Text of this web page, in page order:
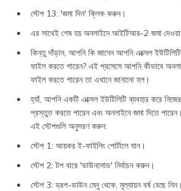
স্টেপ 13: 'জমা দিন' ক্লিক করুন।
এর সাথেই শেষ হয় অনলাইনে আইটিআর-2 জমা
কিন্তু দাঁড়ান, আপনি কি জানেন আপনি এক্সেল ইউটিলিটি
ফাইল করতে পারেন? এই প্রসেসে আপনি কীভাবে
ফাইল করতে পারেন তা এখানে জানানো হল।
হ্যাঁ, আপনি একটি এক্সেল ইউটিলিটি ব্যবহার করে
প্রস্তুত করতে পারেন এবং অনলাইনে জমা দিতে
এই স্টেপগুলি অনুসরণ করুন:
স্টেপ 1: আয়কর ই-ফাইলিং পোর্টালে যান।
স্টেপ 2: টপ বারে 'ডাউনলোড' নির্বাচন করুন।
স্টেপ 3: ড্রপ-ডাউন মেনু থেকে, মূল্যায়ন বর্ষ বেছে নিন।